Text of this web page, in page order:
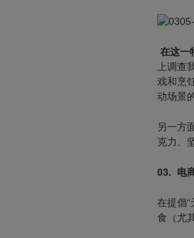
在这一
上调查
戏和烹
动场景
另一方
克力、
03. 电
在提倡
食（尤